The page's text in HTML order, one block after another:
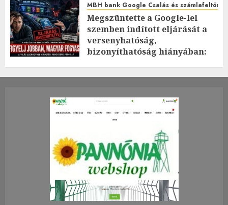
MBH bank Google Csalás és
Megszüntette a Google-lel
szemben indított eljárását a
versenyhatóság,
bizonyíthatóság hiányában:
2026.JÚLIUS.23. CSÜTÖRTÖK.
0